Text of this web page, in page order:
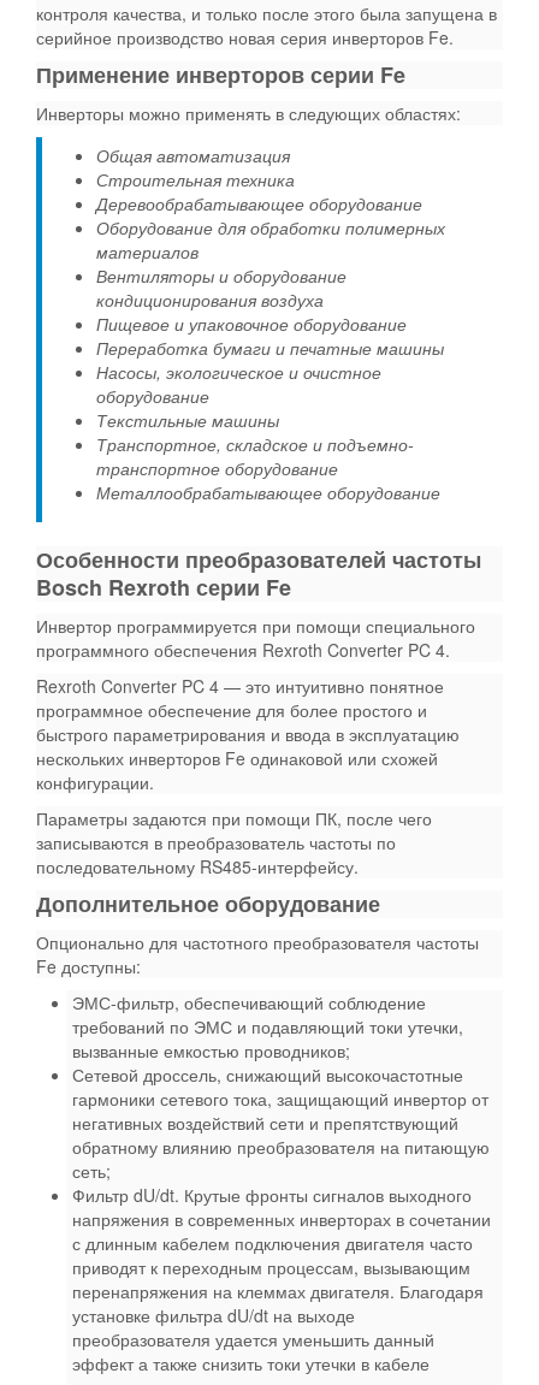
контроля качества, и только после этого была запущена в
серийное производство новая серия инверторов Fe.
Применение инверторов серии Fe
Инверторы можно применять в следующих областях:
Общая автоматизация
Строительная техника
Деревообрабатывающее оборудование
Оборудование для обработки полимерных
материалов
Вентиляторы и оборудование
кондиционирования воздуха
Пищевое и упаковочное оборудование
Переработка бумаги и печатные машины
Насосы, экологическое и очистное
оборудование
Текстильные машины
Транспортное, складское и подъемно-
транспортное оборудование
Металлообрабатывающее оборудование
Особенности преобразователей частоты
Bosch Rexroth серии Fe
Инвертор программируется при помощи специального
программного обеспечения Rexroth Converter PC 4.
Rexroth Converter PC 4 — это интуитивно понятное
программное обеспечение для более простого и
быстрого параметрирования и ввода в эксплуатацию
нескольких инверторов Fe одинаковой или схожей
конфигурации.
Параметры задаются при помощи ПК, после чего
записываются в преобразователь частоты по
последовательному RS485-интерфейсу.
Дополнительное оборудование
Опционально для частотного преобразователя частоты
Fe доступны:
ЭМС-фильтр, обеспечивающий соблюдение
требований по ЭМС и подавляющий токи утечки,
вызванные емкостью проводников;
Сетевой дроссель, снижающий высокочастотные
гармоники сетевого тока, защищающий инвертор от
негативных воздействий сети и препятствующий
обратному влиянию преобразователя на питающую
сеть;
Фильтр dU/dt. Крутые фронты сигналов выходного
напряжения в современных инверторах в сочетании
с длинным кабелем подключения двигателя часто
приводят к переходным процессам, вызывающим
перенапряжения на клеммах двигателя. Благодаря
установке фильтра dU/dt на выходе
преобразователя удается уменьшить данный
эффект а также снизить токи утечки в кабеле